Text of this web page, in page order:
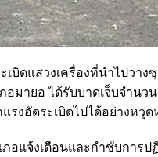
ดแสวงเครื่องที่นำไปวาง
มายอ ได้รับบาดเจ็บจำนว
รงอัดระเบิดไปได้อย่างหวุด
อแจ้งเตือนและกำชับการ